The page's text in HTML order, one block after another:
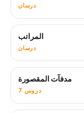
درسان
المراتب
درسان
قريبًا
مدفآت المقصورة
7 دروس